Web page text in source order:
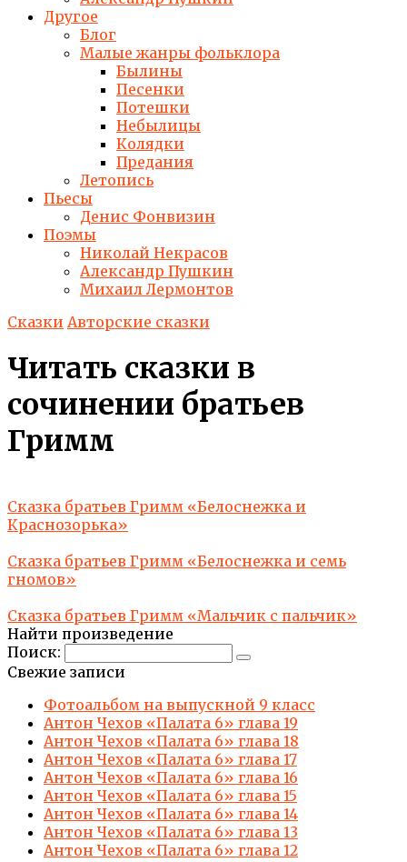
Другое
Блог
Малые жанры фольклора
Былины
Песенки
Потешки
Небылицы
Колядки
Предания
Летопись
Пьесы
Денис Фонвизин
Поэмы
Николай Некрасов
Александр Пушкин
Михаил Лермонтов
Сказки Авторские сказки
Читать сказки в
сочинении братьев
Гримм
Сказка братьев Гримм «Белоснежка и
Краснозорька»
Сказка братьев Гримм «Белоснежка и семь
гномов»
Сказка братьев Гримм «Мальчик с пальчик»
Найти произведение
Поиск:
Свежие записи
Фотоальбом на выпускной 9 класс
Антон Чехов «Палата 6» глава 19
Антон Чехов «Палата 6» глава 18
Антон Чехов «Палата 6» глава 17
Антон Чехов «Палата 6» глава 16
Антон Чехов «Палата 6» глава 15
Антон Чехов «Палата 6» глава 14
Антон Чехов «Палата 6» глава 13
Антон Чехов «Палата 6» глава 12